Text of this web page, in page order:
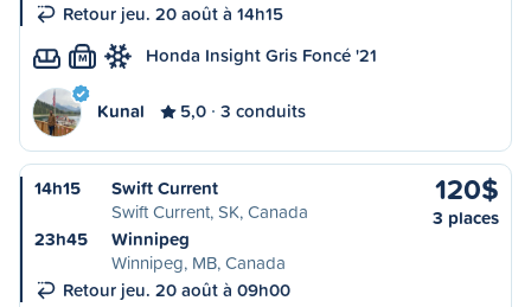
Retour jeu. 20 août à 14h15
M Honda Insight Gris Foncé '21
Kunal 5,0 3 conduits
14h15
Swift Current
Swift Current, SK, Canada
23h45
Winnipeg
Winnipeg, MB, Canada
Retour jeu. 20 août à 09h00
120$
3 places